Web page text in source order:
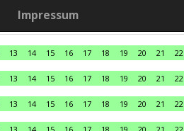
Impressum
13 14 15 16 17 18 19 20 21 22
13 14 15 16 17 18 19 20 21 22
13 14 15 16 17 18 19 20 21 22